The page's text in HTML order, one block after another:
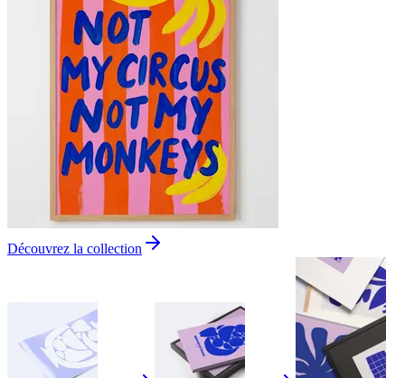
Découvrez la collection